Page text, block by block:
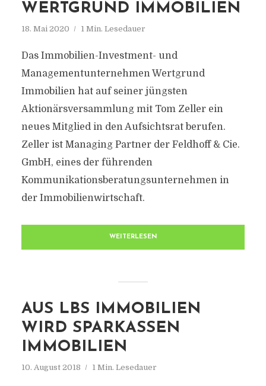
WERTGRUND IMMOBILIEN
18. Mai 2020 1 Min. Lesedauer
Das Immobilien-Investment- und
Managementunternehmen Wertgrund
Immobilien hat auf seiner jüngsten
Aktionärsversammlung mit Tom Zeller ein
neues Mitglied in den Aufsichtsrat berufen.
Zeller ist Managing Partner der Feldhoff & Cie.
GmbH, eines der führenden
Kommunikationsberatungsunternehmen in
der Immobilienwirtschaft.
WEITERLESEN
AUS LBS IMMOBILIEN
WIRD SPARKASSEN
IMMOBILIEN
10. August 2018 1 Min. Lesedauer